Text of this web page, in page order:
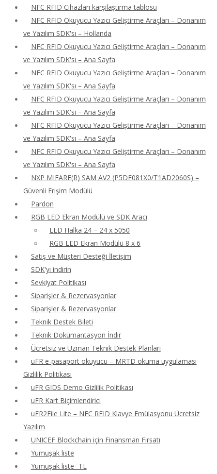
NFC RFID Cihazları karşılaştırma tablosu
NFC RFID Okuyucu Yazıcı Geliştirme Araçları – Donanım
ve Yazılım SDK'sı – Hollanda
NFC RFID Okuyucu Yazıcı Geliştirme Araçları – Donanım
ve Yazılım SDK'sı – Ana Sayfa
NFC RFID Okuyucu Yazıcı Geliştirme Araçları – Donanım
ve Yazılım SDK'sı – Ana Sayfa
NFC RFID Okuyucu Yazıcı Geliştirme Araçları – Donanım
ve Yazılım SDK'sı – Ana Sayfa
NFC RFID Okuyucu Yazıcı Geliştirme Araçları – Donanım
ve Yazılım SDK'sı – Ana Sayfa
NFC RFID Okuyucu Yazıcı Geliştirme Araçları – Donanım
ve Yazılım SDK'sı – Ana Sayfa
NXP MIFARE(R) SAM AV2 (P5DF081X0/T1AD2060S) –
Güvenli Erişim Modülü
Pardon
RGB LED Ekran Modülü ve SDK Aracı
LED Halka 24 – 24 x 5050
RGB LED Ekran Modülü 8 x 6
Satış ve Müşteri Desteği İletişim
SDK'yı indirin
Sevkiyat Politikası
Siparişler & Rezervasyonlar
Siparişler & Rezervasyonlar
Teknik Destek Bileti
Teknik Dokümantasyon İndir
Ücretsiz ve Uzman Teknik Destek Planları
uFR e-pasaport okuyucu – MRTD okuma uygulaması
Gizlilik Politikası
uFR GIDS Demo Gizlilik Politikası
uFR Kart Biçimlendirici
uFR2File Lite – NFC RFID Klavye Emülasyonu Ücretsiz
Yazılım
UNICEF Blockchain için Finansman Fırsatı
Yumuşak liste
Yumuşak liste- TL